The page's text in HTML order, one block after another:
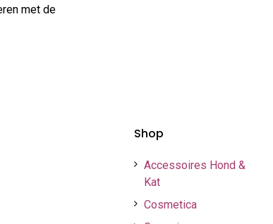
met de
Shop
Accessoires Hond &
Kat
Cosmetica